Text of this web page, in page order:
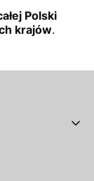
Polski
krajów.